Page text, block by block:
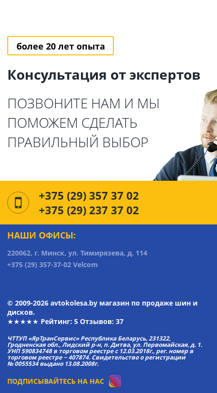
более 20 лет опыта
Консультация от экспертов
ПОЗВОНИТЕ НАМ И МЫ
ПОМОЖЕМ СДЕЛАТЬ
ПРАВИЛЬНЫЙ ВЫБОР
+375 (29) 357 37 02
+375 (29) 237 37 02
НАШИ ОФИСЫ:
220062, г. Минск, ул. Тимирязева, д. 114
+375 (29) 357-37-02 Velcom
© 2009-2026 avtokolesa.by магазин по продаже шин и
дисков.
★★★★★ Рейтинг: 5 Отзывов: 37
ЧТТУП «ЯрТранСервис» Республика Беларусь, 231322,
Гродненская обл., Лидский р-н, п. Дитва, ул. Первомайская, д. 1.
УНП 590834748 в торговом реестре с 12.03.2018г., рег. номер в
торговом реестре − 407874. Свидетельство о регистрации
№ 0055534 выдано 13.08.2008г.
ПОДПИСЫВАЙТЕСЬ НА НАС